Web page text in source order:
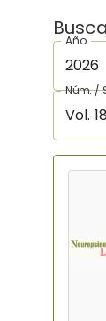
Año
2026
Núm. /
Vol.